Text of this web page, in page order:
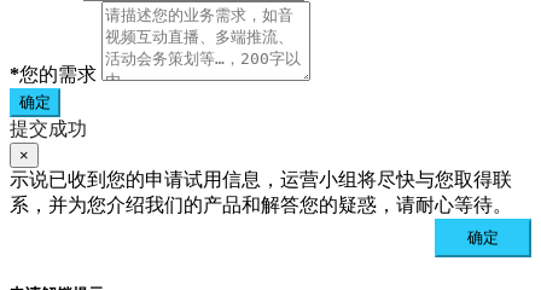
*您的需求
确定
提交成功
×
示说已收到您的申请试用信息，运营小组将尽快与您取得联
系，并为您介绍我们的产品和解答您的疑惑，请耐心等待。
确定